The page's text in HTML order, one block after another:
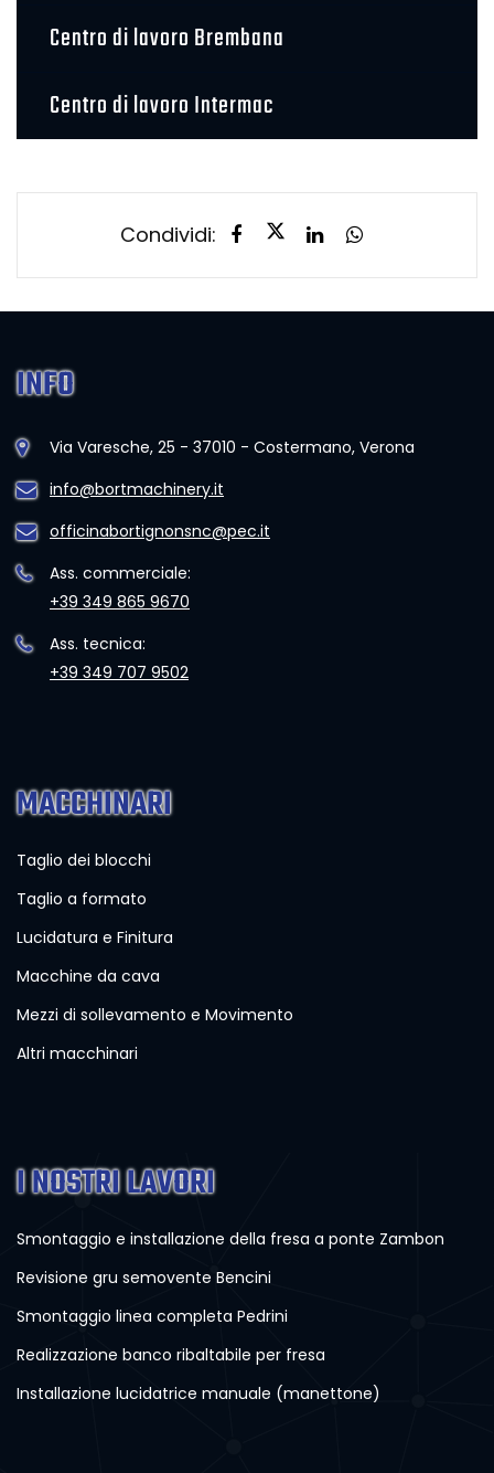
Centro di lavoro Brembana
Centro di lavoro Intermac
Condividi:
INFO
Via Varesche, 25 - 37010 - Costermano, Verona
info@bortmachinery.it
officinabortignonsnc@pec.it
Ass. commerciale:
+39 349 865 9670
Ass. tecnica:
+39 349 707 9502
MACCHINARI
Taglio dei blocchi
Taglio a formato
Lucidatura e Finitura
Macchine da cava
Mezzi di sollevamento e Movimento
Altri macchinari
I NOSTRI LAVORI
Smontaggio e installazione della fresa a ponte Zambon
Revisione gru semovente Bencini
Smontaggio linea completa Pedrini
Realizzazione banco ribaltabile per fresa
Installazione lucidatrice manuale (manettone)